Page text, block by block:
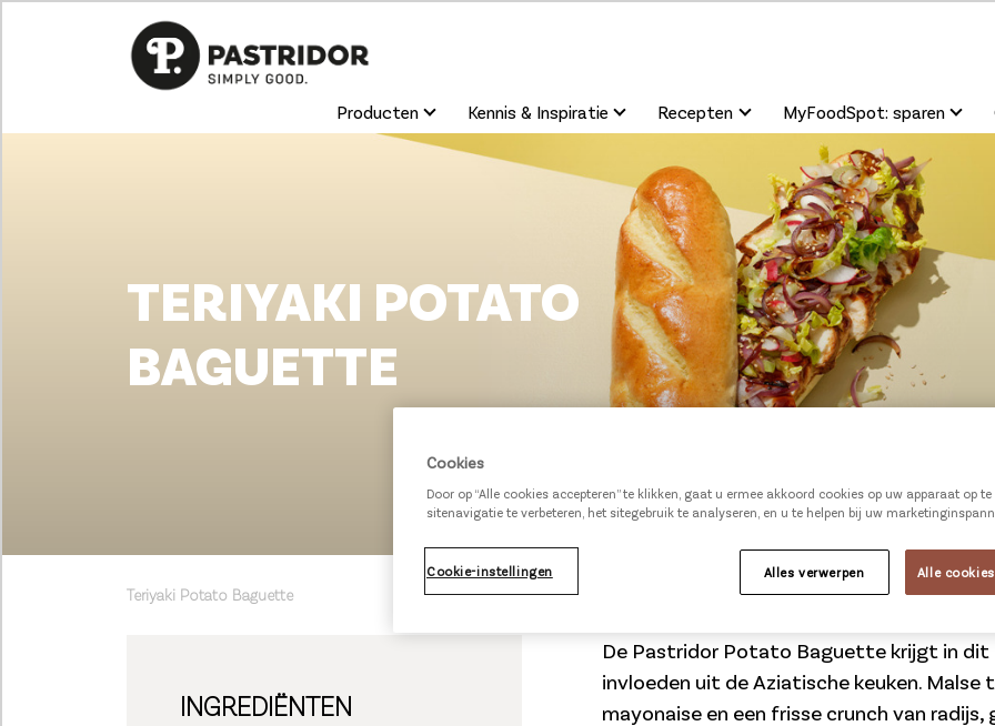
Producten Kennis & Inspiratie Recepten MyFoodSpot: sparen
TERIYAKI POTATO
BAGUETTE
Teriyaki Potato Baguette
INGREDIËNTEN
De Pastridor Potato Baguette krijgt in
invloeden uit de Aziatische keuken. Malse
mayonaise en een frisse crunch van
Cookies
Door op “Alle cookies accepteren” te klikken, gaat u ermee akkoord cookies op uw apparaat op
sitenavigatie te verbeteren, het sitegebruik te analyseren, en u te helpen bij uw
Cookie-instellingen Alles verwerpen Alle